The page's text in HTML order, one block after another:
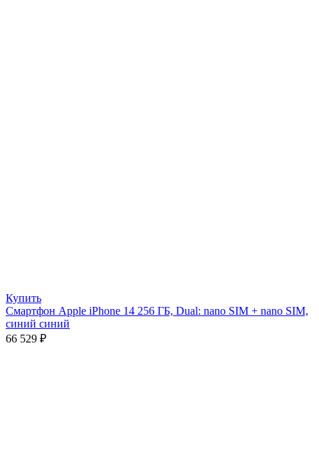
Купить
Смартфон Apple iPhone 14 256 ГБ, Dual: nano SIM + nano SIM,
синий синий
66 529 ₽